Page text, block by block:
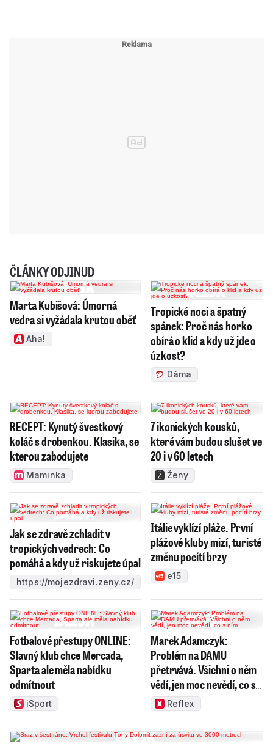
ČLÁNKY ODJINUD
Marta Kubišová: Úmorná
vedra si vyžádala krutou oběť
Aha!
Tropické noci a špatný
spánek: Proč nás horko
obírá o klid a kdy už jde o
úzkost?
Dáma
RECEPT: Kynutý švestkový
koláč s drobenkou. Klasika, se
kterou zabodujete
Maminka
7 ikonických kousků,
které vám budou slušet ve
20 i v 60 letech
Ženy
Jak se zdravě zchladit v
tropických vedrech: Co
pomáhá a kdy už riskujete úpal
https://mojezdravi.zeny.cz/
Itálie vyklízí pláže. První
plážové kluby mizí, turisté
změnu pocítí brzy
e15
Fotbalové přestupy ONLINE:
Slavný klub chce Mercada,
Sparta ale měla nabídku
odmítnout
iSport
Marek Adamczyk:
Problém na DAMU
přetrvává. Všichni o něm
vědí, jen moc nevědí, co s
nímReflex